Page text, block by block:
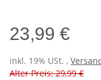
23,99 €
inkl. 19% USt. ,
Alter Preis: 29,99 €